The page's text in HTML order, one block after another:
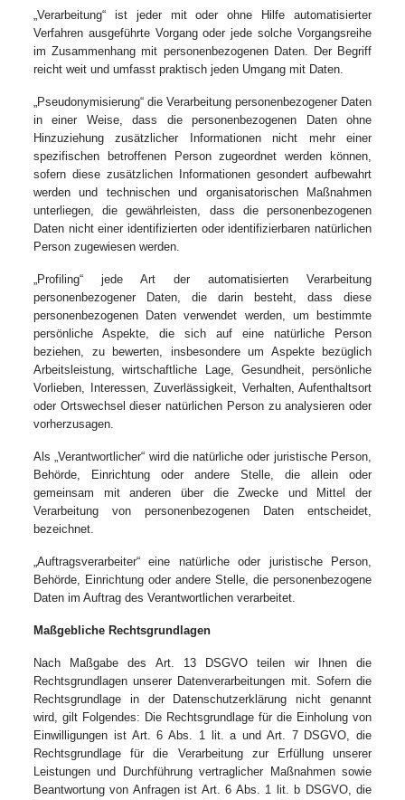
„Verarbeitung“ ist jeder mit oder ohne Hilfe automatisierter
Verfahren ausgeführte Vorgang oder jede solche Vorgangsreihe
im Zusammenhang mit personenbezogenen Daten. Der Begriff
reicht weit und umfasst praktisch jeden Umgang mit Daten.
„Pseudonymisierung“ die Verarbeitung personenbezogener Daten
in einer Weise, dass die personenbezogenen Daten ohne
Hinzuziehung zusätzlicher Informationen nicht mehr einer
spezifischen betroffenen Person zugeordnet werden können,
sofern diese zusätzlichen Informationen gesondert aufbewahrt
werden und technischen und organisatorischen Maßnahmen
unterliegen, die gewährleisten, dass die personenbezogenen
Daten nicht einer identifizierten oder identifizierbaren natürlichen
Person zugewiesen werden.
„Profiling“ jede Art der automatisierten Verarbeitung
personenbezogener Daten, die darin besteht, dass diese
personenbezogenen Daten verwendet werden, um bestimmte
persönliche Aspekte, die sich auf eine natürliche Person
beziehen, zu bewerten, insbesondere um Aspekte bezüglich
Arbeitsleistung, wirtschaftliche Lage, Gesundheit, persönliche
Vorlieben, Interessen, Zuverlässigkeit, Verhalten, Aufenthaltsort
oder Ortswechsel dieser natürlichen Person zu analysieren oder
vorherzusagen.
Als „Verantwortlicher“ wird die natürliche oder juristische Person,
Behörde, Einrichtung oder andere Stelle, die allein oder
gemeinsam mit anderen über die Zwecke und Mittel der
Verarbeitung von personenbezogenen Daten entscheidet,
bezeichnet.
„Auftragsverarbeiter“ eine natürliche oder juristische Person,
Behörde, Einrichtung oder andere Stelle, die personenbezogene
Daten im Auftrag des Verantwortlichen verarbeitet.
Maßgebliche Rechtsgrundlagen
Nach Maßgabe des Art. 13 DSGVO teilen wir Ihnen die
Rechtsgrundlagen unserer Datenverarbeitungen mit. Sofern die
Rechtsgrundlage in der Datenschutzerklärung nicht genannt
wird, gilt Folgendes: Die Rechtsgrundlage für die Einholung von
Einwilligungen ist Art. 6 Abs. 1 lit. a und Art. 7 DSGVO, die
Rechtsgrundlage für die Verarbeitung zur Erfüllung unserer
Leistungen und Durchführung vertraglicher Maßnahmen sowie
Beantwortung von Anfragen ist Art. 6 Abs. 1 lit. b DSGVO, die